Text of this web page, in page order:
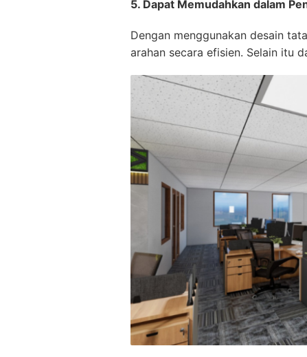
5. Dapat Memudahkan dalam
Dengan menggunakan desain
arahan secara efisien. Selain itu